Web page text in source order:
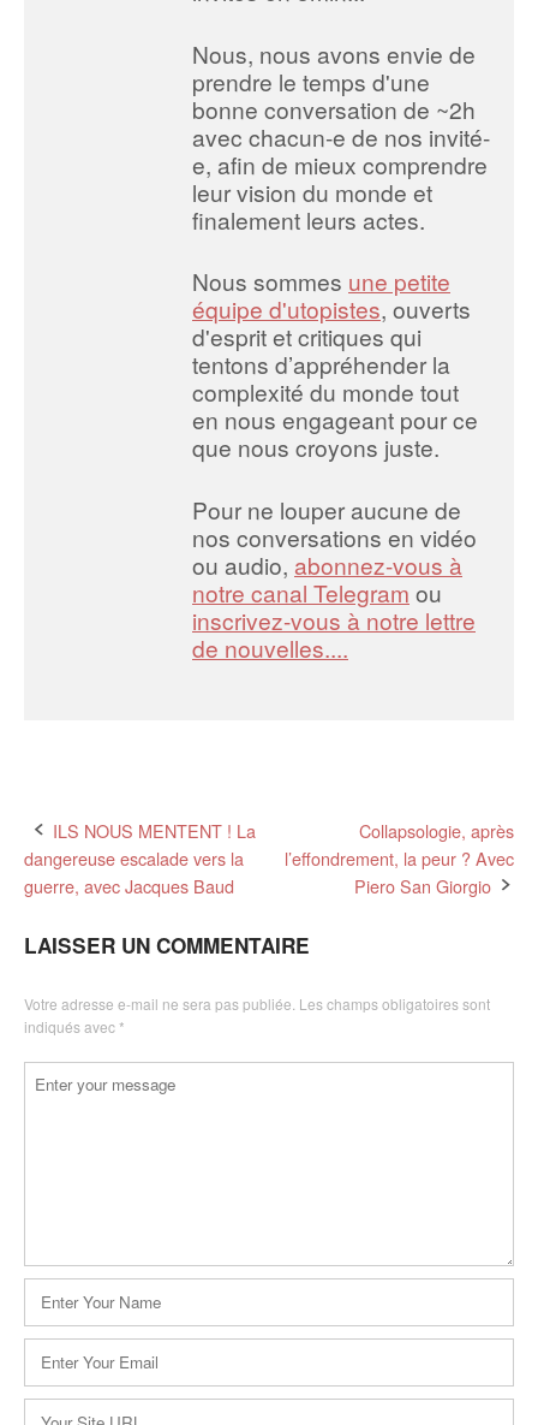
Nous, nous avons envie de
prendre le temps d'une
bonne conversation de ~2h
avec chacun-e de nos invité-
e, afin de mieux comprendre
leur vision du monde et
finalement leurs actes.
Nous sommes une petite
équipe d'utopistes, ouverts
d'esprit et critiques qui
tentons d’appréhender la
complexité du monde tout
en nous engageant pour ce
que nous croyons juste.
Pour ne louper aucune de
nos conversations en vidéo
ou audio, abonnez-vous à
notre canal Telegram ou
inscrivez-vous à notre lettre
de nouvelles....
Post
navigation
ILS NOUS MENTENT ! La
dangereuse escalade vers la
guerre, avec Jacques Baud
Collapsologie, après
l’effondrement, la peur ? Avec
Piero San Giorgio
LAISSER UN COMMENTAIRE
Votre adresse e-mail ne sera pas publiée. Les champs obligatoires sont
indiqués avec*
Commentaire
Nom
* Site